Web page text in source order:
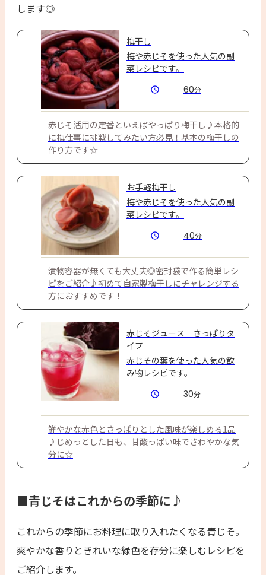
します◎
梅干し
梅や赤じそを使った人気の副
菜レシピです。
60分
赤じそ活用の定番といえばやっぱり梅干し♪本格的
に梅仕事に挑戦してみたい方必見！基本の梅干しの
作り方です☆
お手軽梅干し
梅や赤じそを使った人気の副
菜レシピです。
40分
漬物容器が無くても大丈夫◎密封袋で作る簡単レシ
ピをご紹介♪初めて自家製梅干しにチャレンジする
方におすすめです！
赤じそジュース さっぱりタ
イプ
赤じその葉を使った人気の飲
み物レシピです。
30分
鮮やかな赤色とさっぱりとした風味が楽しめる1品
♪じめっとした日も、甘酸っぱい味でさわやかな気
分に☆
■青じそはこれからの季節に♪
これからの季節にお料理に取り入れたくなる青じそ。
爽やかな香りときれいな緑色を存分に楽しむレシピを
ご紹介します。